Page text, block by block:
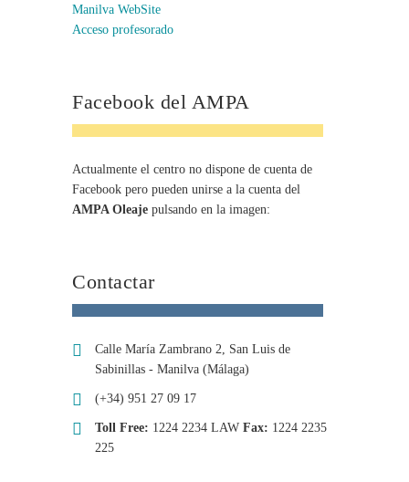
Manilva WebSite
Acceso profesorado
Facebook del AMPA
Actualmente el centro no dispone de cuenta de
Facebook pero pueden unirse a la cuenta del
AMPA Oleaje pulsando en la imagen:
Contactar
Calle María Zambrano 2, San Luis de
Sabinillas - Manilva (Málaga)
(+34) 951 27 09 17
Toll Free: 1224 2234 LAW Fax: 1224 2235
225